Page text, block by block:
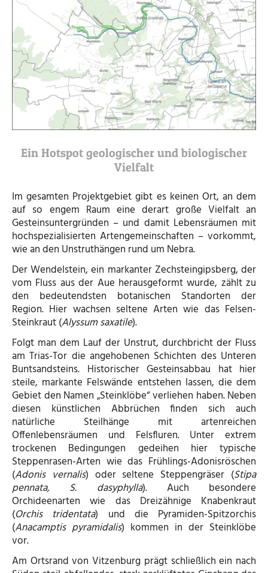
Ein Hotspot geologischer und biologischer
Vielfalt
Im gesamten Projektgebiet gibt es keinen Ort, an dem
auf so engem Raum eine derart große Vielfalt an
Gesteinsuntergründen – und damit Lebensräumen mit
hochspezialisierten Artengemeinschaften – vorkommt,
wie an den Unstruthängen rund um Nebra.
Der Wendelstein, ein markanter Zechsteingipsberg, der
vom Fluss aus der Aue herausgeformt wurde, zählt zu
den bedeutendsten botanischen Standorten der
Region. Hier wachsen seltene Arten wie das Felsen-
Steinkraut (Alyssum saxatile).
Folgt man dem Lauf der Unstrut, durchbricht der Fluss
am Trias-Tor die angehobenen Schichten des Unteren
Buntsandsteins. Historischer Gesteinsabbau hat hier
steile, markante Felswände entstehen lassen, die dem
Gebiet den Namen „Steinklöbe“ verliehen haben. Neben
diesen künstlichen Abbrüchen finden sich auch
natürliche Steilhänge mit artenreichen
Offenlebensräumen und Felsfluren. Unter extrem
trockenen Bedingungen gedeihen hier typische
Steppenrasen-Arten wie das Frühlings-Adonisröschen
(Adonis vernalis) oder seltene Steppengräser (Stipa
pennata, S. dasyphylla). Auch besondere
Orchideenarten wie das Dreizähnige Knabenkraut
(Orchis tridentata) und die Pyramiden-Spitzorchis
(Anacamptis pyramidalis) kommen in der Steinklöbe
vor.
Am Ortsrand von Vitzenburg prägt schließlich ein nach